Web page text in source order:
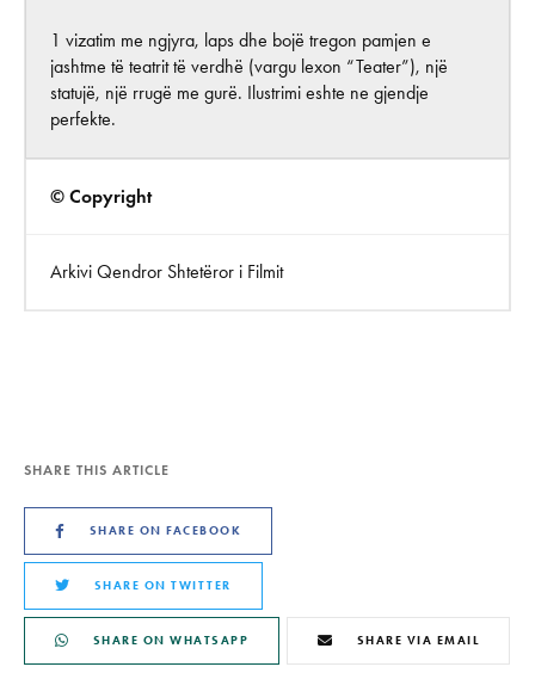
1 vizatim me ngjyra, laps dhe bojë tregon pamjen e
jashtme të teatrit të verdhë (vargu lexon “Teater”), një
statujë, një rrugë me gurë. Ilustrimi eshte ne gjendje
perfekte.
© Copyright
Arkivi Qendror Shtetëror i Filmit
SHARE THIS ARTICLE
SHARE ON FACEBOOK
SHARE ON TWITTER
SHARE ON WHATSAPP SHARE VIA EMAIL